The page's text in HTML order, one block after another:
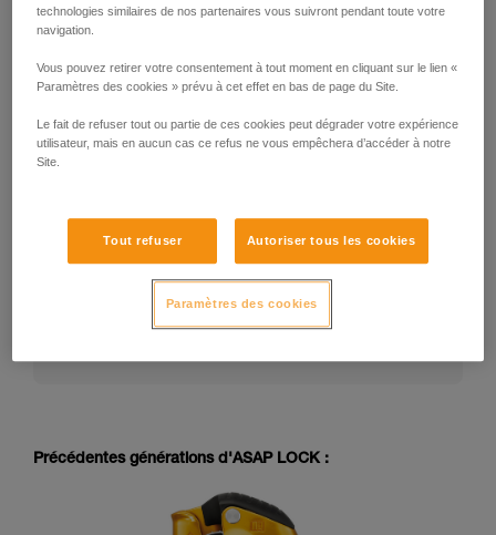
ASAP LOCK 2026
temps. Consultez la dernière version de la notice
technique sur petzl.com :
https://www.petzl.com/US/en/Professional/Mobil
Précédentes générations d'ASAP LOCK :
technologies similaires de nos partenaires vous suivront pendant toute votre
navigation.
Vous pouvez retirer votre consentement à tout moment en cliquant sur le lien «
Paramètres des cookies » prévu à cet effet en bas de page du Site.
Le fait de refuser tout ou partie de ces cookies peut dégrader votre expérience
utilisateur, mais en aucun cas ce refus ne vous empêchera d’accéder à notre
Site.
Tout refuser Autoriser tous les cookies
Paramètres des cookies